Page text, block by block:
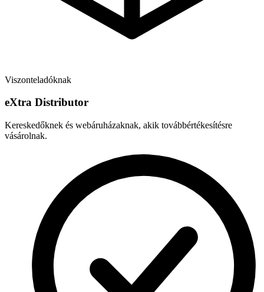
Viszonteladóknak
eXtra Distributor
Kereskedőknek és webáruházaknak, akik továbbértékesítésre
vásárolnak.